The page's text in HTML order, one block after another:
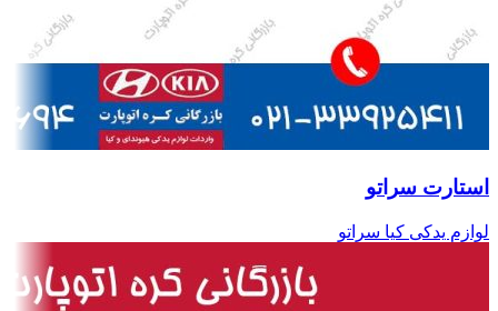
استارت سراتو
لوازم یدکی کیا سراتو